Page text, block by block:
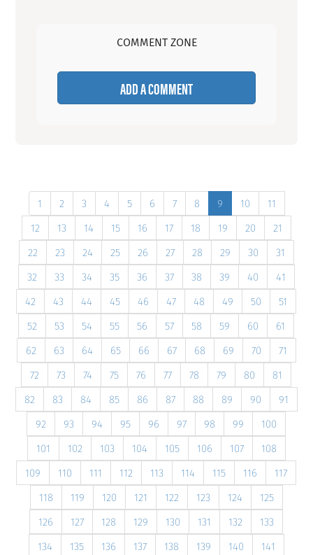
COMMENT ZONE
ADD A COMMENT
1 2 3 4 5 6 7 8 9 10
11
12
13 14 15 16 17 18 19 20
21
22
23 24 25 26 27 28 29 30
31
32
33 34 35 36 37 38 39 40
41
42
43 44 45 46 47 48 49 50
51
52
53 54 55 56 57 58 59 60
61
62
63 64 65 66 67 68 69 70
71
72
73 74 75 76 77 78 79 80
81
82
83 84 85 86 87 88 89 90
91
92
93 94 95 96 97 98 99
100
101
102 103 104 105 106 107
108
109
110 111 112 113 114 115 116
117
118
119 120 121 122 123 124
125
126
127 128 129 130 131 132
133
134
135 136 137 138 139 140
141